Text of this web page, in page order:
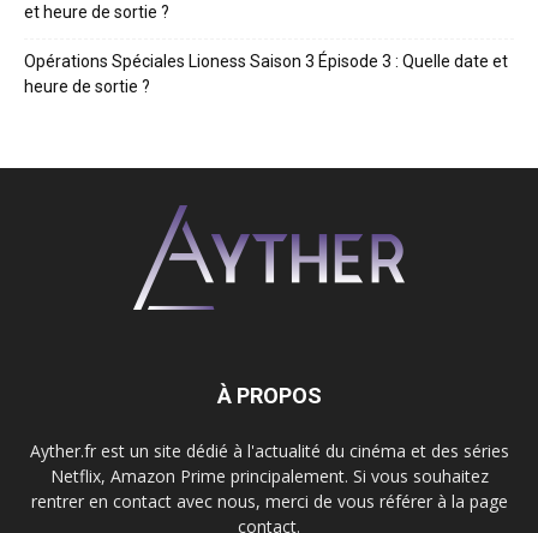
et heure de sortie ?
Opérations Spéciales Lioness Saison 3 Épisode 3 : Quelle date et
heure de sortie ?
À PROPOS
Ayther.fr est un site dédié à l'actualité du cinéma et des séries
Netflix, Amazon Prime principalement. Si vous souhaitez
rentrer en contact avec nous, merci de vous référer à la page
contact.